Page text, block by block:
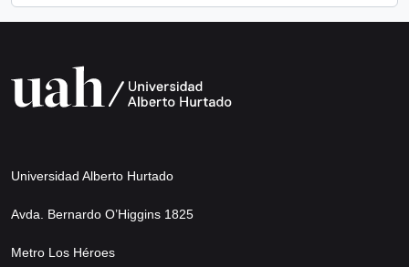
Universidad Alberto Hurtado
Avda. Bernardo O’Higgins 1825
Metro Los Héroes